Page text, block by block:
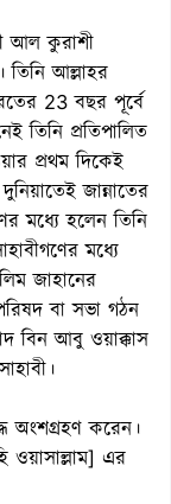
আল কুরাশী
তিনি আল্লাহর
23 বছর পূর্বে
তিনি প্রতিপালিত
প্রথম দিকেই
জান্নাতের
মধ্যে হলেন তিনি
মধ্যে
জাহানের
বা সভা গঠন
বিন আবু ওয়াক্কাস
অংশগ্রহণ করেন।
ওয়াসাল্লাম] এর